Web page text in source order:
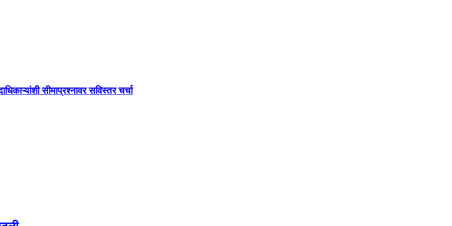
सीमाप्रश्नावर सविस्तर चर्चा